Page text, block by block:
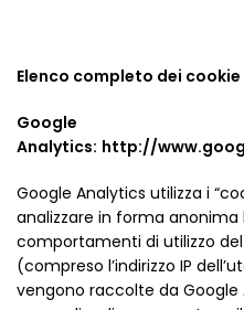
Elenco completo dei
Google
Analytics: http://
Google Analytics utilizza i
analizzare in forma anonima
comportamenti di utilizzo
(compreso l’indirizzo IP
vengono raccolte da Google